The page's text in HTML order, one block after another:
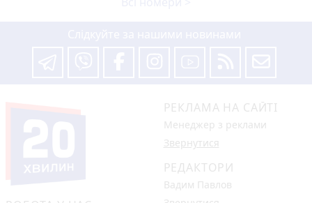
РЕКЛАМА НА САЙТІ
Менеджер з реклами
Звернутися
РЕДАКТОРИ
Вадим Павлов